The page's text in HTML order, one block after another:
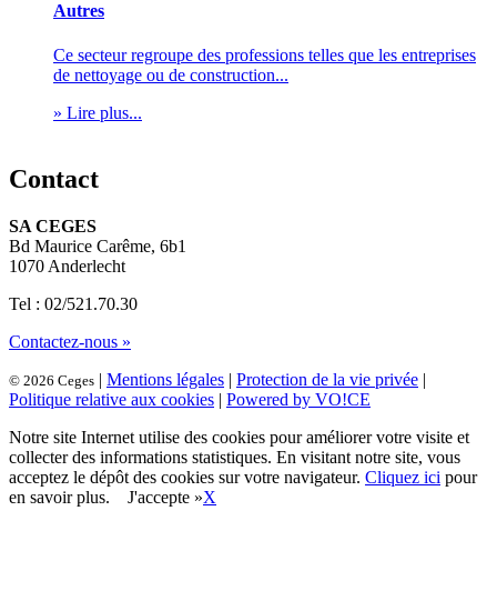
Autres
Ce secteur regroupe des professions telles que les entreprises
de nettoyage ou de construction...
» Lire plus...
Contact
SA CEGES
Bd Maurice Carême, 6b1
1070 Anderlecht
Tel : 02/521.70.30
Contactez-nous »
© 2026 Ceges | Mentions légales | Protection de la vie privée |
Politique relative aux cookies | Powered by VO!CE
Notre site Internet utilise des cookies pour améliorer votre visite et
collecter des informations statistiques. En visitant notre site, vous
acceptez le dépôt des cookies sur votre navigateur. Cliquez ici pour
en savoir plus. J'accepte »X